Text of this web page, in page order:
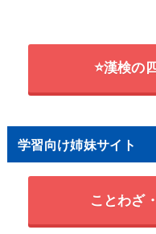
⭐漢検の
学習向け姉妹サイト
ことわざ